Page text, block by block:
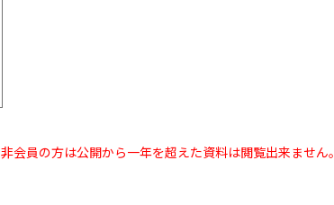
非会員の方は公開から一年を超えた資料は閲覧出来ません。